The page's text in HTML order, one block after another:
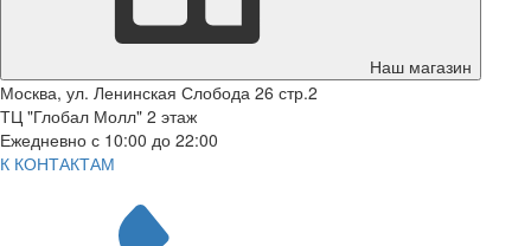
Наш магазин
Москва, ул. Ленинская Слобода 26 стр.2
ТЦ "Глобал Молл" 2 этаж
Ежедневно с 10:00 до 22:00
К КОНТАКТАМ